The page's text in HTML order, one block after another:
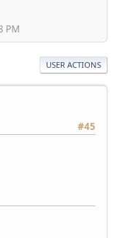
PM
USER ACTIONS
#45